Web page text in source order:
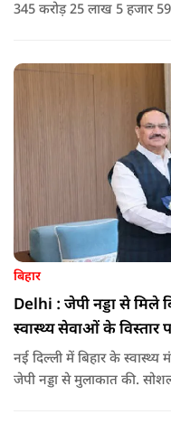
345 करोड़ 25 लाख 5 हजार
बिहार
Delhi : जेपी नड्डा से मिले
स्वास्थ्य सेवाओं के विस्तार
नई दिल्ली में बिहार के स्वास्थ्य
जेपी नड्डा से मुलाकात की.